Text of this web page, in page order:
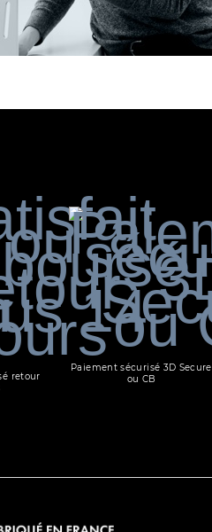
retour
Paiement sécurisé 3D Secure
ou CB